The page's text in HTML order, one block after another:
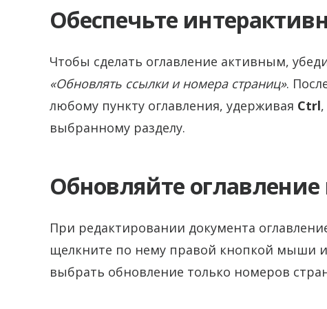
Обеспечьте
Чтобы сделать оглавление активным,
«Обновлять ссылки и номера страниц».
любому пункту оглавления, удерживая Ctrl
выбранному разделу.
Обновляйте
При редактировании документа
щелкните по нему правой кнопкой мыши
выбрать обновление только номеров